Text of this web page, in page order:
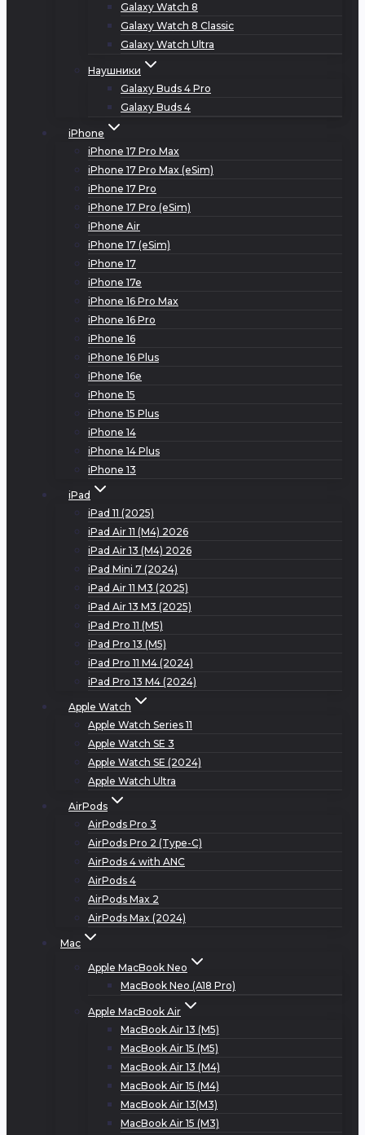
Galaxy Watch 8
Galaxy Watch 8 Classic
Galaxy Watch Ultra
Наушники
Galaxy Buds 4 Pro
Galaxy Buds 4
iPhone
iPhone 17 Pro Max
iPhone 17 Pro Max (eSim)
iPhone 17 Pro
iPhone 17 Pro (eSim)
iPhone Air
iPhone 17 (eSim)
iPhone 17
iPhone 17e
iPhone 16 Pro Max
iPhone 16 Pro
iPhone 16
iPhone 16 Plus
iPhone 16e
iPhone 15
iPhone 15 Plus
iPhone 14
iPhone 14 Plus
iPhone 13
iPad
iPad 11 (2025)
iPad Air 11 (M4) 2026
iPad Air 13 (M4) 2026
iPad Mini 7 (2024)
iPad Air 11 M3 (2025)
iPad Air 13 M3 (2025)
iPad Pro 11 (M5)
iPad Pro 13 (M5)
iPad Pro 11 M4 (2024)
iPad Pro 13 M4 (2024)
Apple Watch
Apple Watch Series 11
Apple Watch SE 3
Apple Watch SE (2024)
Apple Watch Ultra
AirPods
AirPods Pro 3
AirPods Pro 2 (Type-C)
AirPods 4 with ANC
AirPods 4
AirPods Max 2
AirPods Max (2024)
Mac
Apple MacBook Neo
MacBook Neo (A18 Pro)
Apple MacBook Air
MacBook Air 13 (M5)
MacBook Air 15 (M5)
MacBook Air 13 (M4)
MacBook Air 15 (M4)
MacBook Air 13(M3)
MacBook Air 15 (M3)